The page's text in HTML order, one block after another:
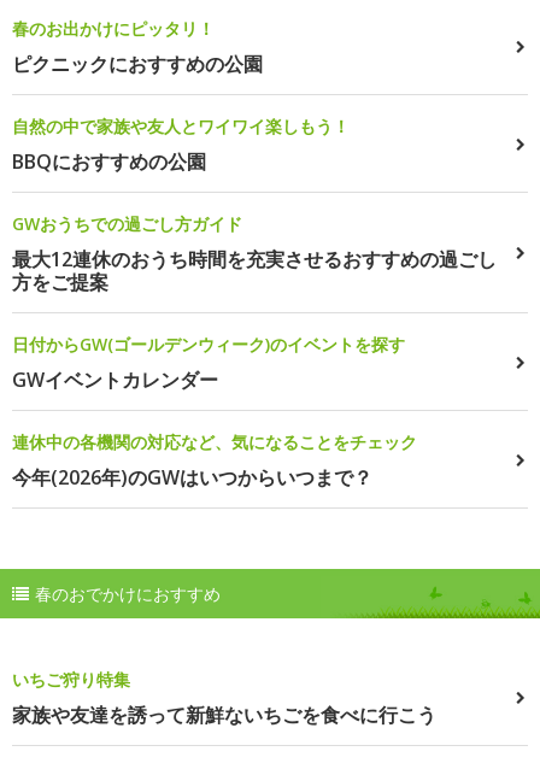
春のお出かけにピッタリ！
ピクニックにおすすめの公園
自然の中で家族や友人とワイワイ楽しもう！
BBQにおすすめの公園
GWおうちでの過ごし方ガイド
最大12連休のおうち時間を充実させるおすすめの過ごし
方をご提案
日付からGW(ゴールデンウィーク)のイベントを探す
GWイベントカレンダー
連休中の各機関の対応など、気になることをチェック
今年(2026年)のGWはいつからいつまで？
春のおでかけにおすすめ
いちご狩り特集
家族や友達を誘って新鮮ないちごを食べに行こう